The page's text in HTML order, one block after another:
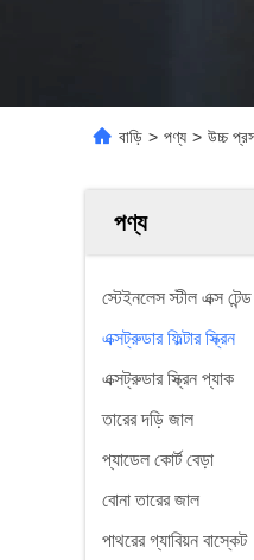
বাড়ি > পণ্য > উচ্চ
পণ্য
স্টেইনলেস স্টীল এক্স
এক্সট্রুডার ফিল্টার স্ক্রিন
এক্সট্রুডার স্ক্রিন প্যাক
তারের দড়ি জাল
প্যাডেল কোর্ট বেড়া
বোনা তারের জাল
পাথরের গ্যাবিয়ন বাস্কেট